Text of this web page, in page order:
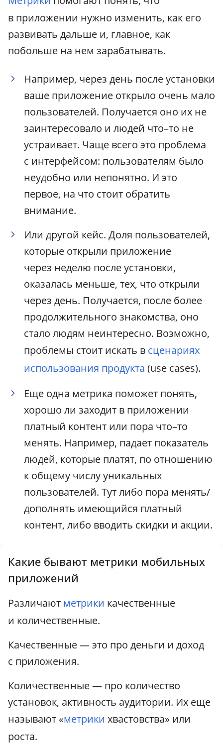
в приложении нужно изменить, как его
развивать дальше и, главное, как
побольше на нем зарабатывать.
Например, через день после установки
ваше приложение открыло очень мало
пользователей. Получается оно их не
заинтересовало и людей что–то не
устраивает. Чаще всего это проблема
с интерфейсом: пользователям было
неудобно или непонятно. И это
первое, на что стоит обратить
внимание.
Или другой кейс. Доля пользователей,
которые открыли приложение
через неделю после установки,
оказалась меньше, тех, что открыли
через день. Получается, после более
продолжительного знакомства, оно
стало людям неинтересно. Возможно,
проблемы стоит искать в сценариях
использования продукта (use cases).
Еще одна метрика поможет понять,
хорошо ли заходит в приложении
платный контент или пора что–то
менять. Например, падает показатель
людей, которые платят, по отношению
к общему числу уникальных
пользователей. Тут либо пора менять/
дополнять имеющийся платный
контент, либо вводить скидки и акции.
Какие бывают метрики мобильных
приложений
Различают метрики качественные
и количественные.
Качественные — это про деньги и доход
с приложения.
Количественные — про количество
установок, активность аудитории. Их еще
называют «метрики хвастовства» или
роста.